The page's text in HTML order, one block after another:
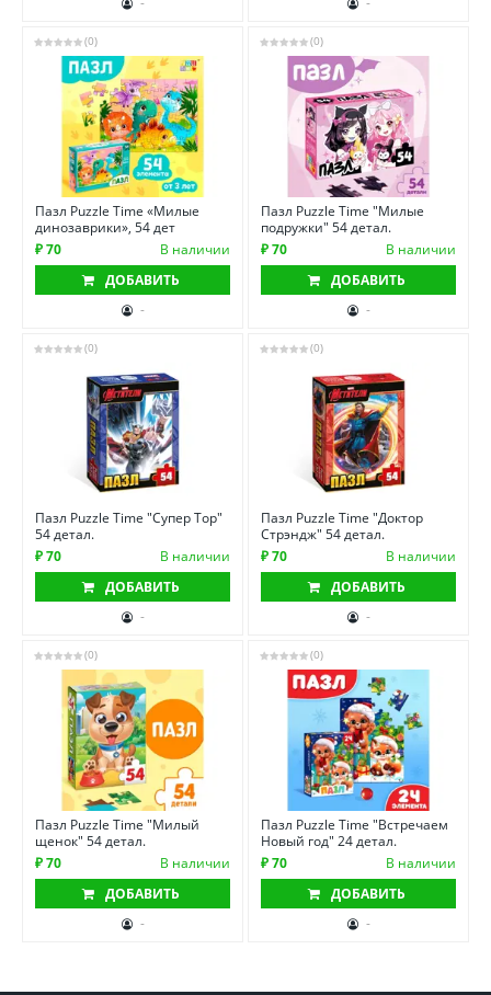
(0)
Пазл Puzzle Time «Милые
динозаврики», 54 дет
₽ 70
В наличии
ДОБАВИТЬ
-
(0)
Пазл Puzzle Time "Милые
подружки" 54 детал.
₽ 70
В наличии
ДОБАВИТЬ
-
(0)
Пазл Puzzle Time "Супер Тор"
54 детал.
₽ 70
В наличии
ДОБАВИТЬ
-
(0)
Пазл Puzzle Time "Доктор
Стрэндж" 54 детал.
₽ 70
В наличии
ДОБАВИТЬ
-
(0)
Пазл Puzzle Time "Милый
щенок" 54 детал.
₽ 70
В наличии
ДОБАВИТЬ
-
(0)
Пазл Puzzle Time "Встречаем
Новый год" 24 детал.
₽ 70
В наличии
ДОБАВИТЬ
-